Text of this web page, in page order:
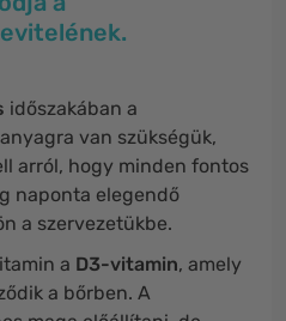
időszakában a
van szükségük,
arról, hogy minden fontos
naponta elegendő
a szervezetükbe.
a D3-vitamin, amely
a bőrben. A